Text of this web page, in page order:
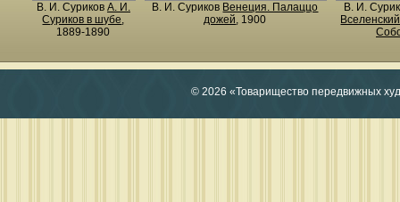
В. И. Суриков А. И.
Суриков в шубе,
1889-1890
В. И. Суриков Венеция. Палаццо
дожей, 1900
В. И.
© 2026 «Товарищество передвижных